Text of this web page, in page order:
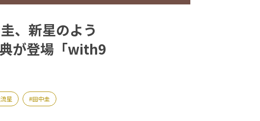
、新星のよう
が登場「with9
星 田中圭